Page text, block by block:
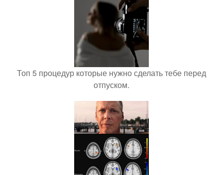
Топ 5 процедур которые нужно сделать тебе перед
отпуском.